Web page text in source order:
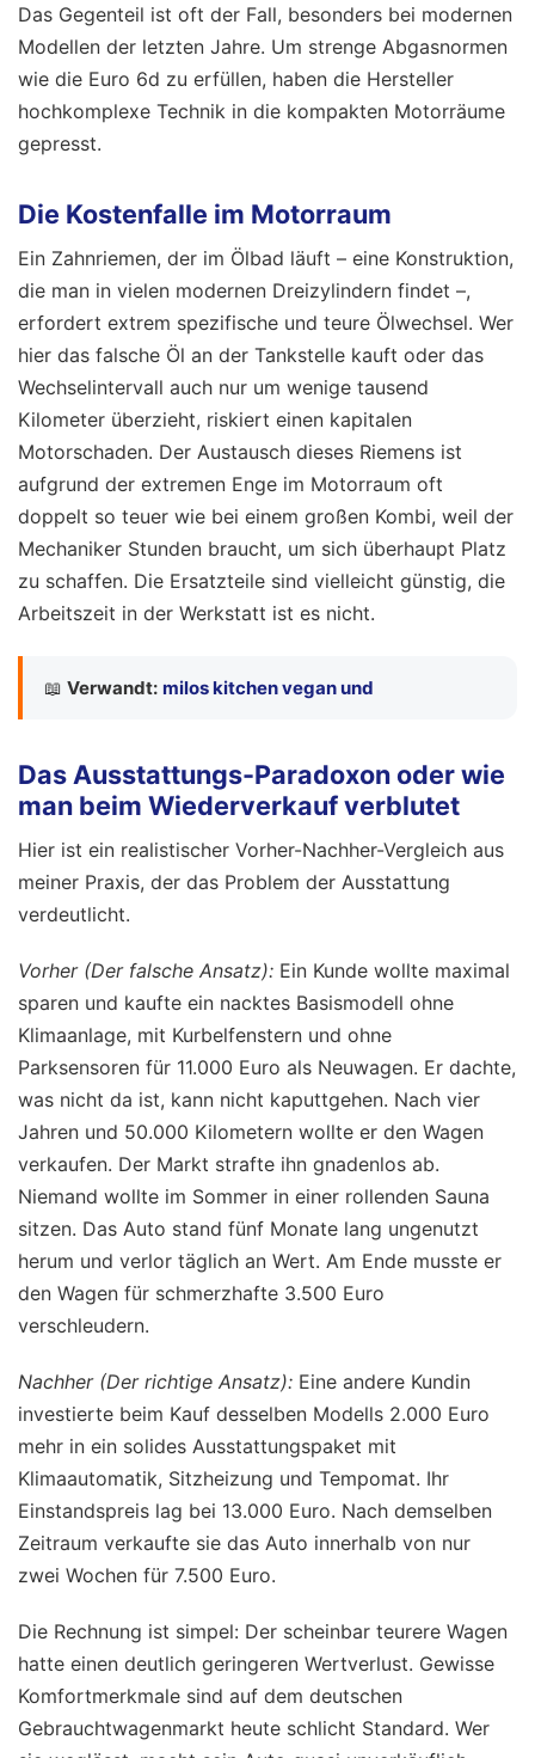
Das Gegenteil ist oft der Fall, besonders bei modernen
Modellen der letzten Jahre. Um strenge Abgasnormen
wie die Euro 6d zu erfüllen, haben die Hersteller
hochkomplexe Technik in die kompakten Motorräume
gepresst.
Die Kostenfalle im Motorraum
Ein Zahnriemen, der im Ölbad läuft – eine Konstruktion,
die man in vielen modernen Dreizylindern findet –,
erfordert extrem spezifische und teure Ölwechsel. Wer
hier das falsche Öl an der Tankstelle kauft oder das
Wechselintervall auch nur um wenige tausend
Kilometer überzieht, riskiert einen kapitalen
Motorschaden. Der Austausch dieses Riemens ist
aufgrund der extremen Enge im Motorraum oft
doppelt so teuer wie bei einem großen Kombi, weil der
Mechaniker Stunden braucht, um sich überhaupt Platz
zu schaffen. Die Ersatzteile sind vielleicht günstig, die
Arbeitszeit in der Werkstatt ist es nicht.
📖 Verwandt: milos kitchen vegan und
Das Ausstattungs-Paradoxon oder wie
man beim Wiederverkauf verblutet
Hier ist ein realistischer Vorher-Nachher-Vergleich aus
meiner Praxis, der das Problem der Ausstattung
verdeutlicht.
Vorher (Der falsche Ansatz): Ein Kunde wollte maximal
sparen und kaufte ein nacktes Basismodell ohne
Klimaanlage, mit Kurbelfenstern und ohne
Parksensoren für 11.000 Euro als Neuwagen. Er dachte,
was nicht da ist, kann nicht kaputtgehen. Nach vier
Jahren und 50.000 Kilometern wollte er den Wagen
verkaufen. Der Markt strafte ihn gnadenlos ab.
Niemand wollte im Sommer in einer rollenden Sauna
sitzen. Das Auto stand fünf Monate lang ungenutzt
herum und verlor täglich an Wert. Am Ende musste er
den Wagen für schmerzhafte 3.500 Euro
verschleudern.
Nachher (Der richtige Ansatz): Eine andere Kundin
investierte beim Kauf desselben Modells 2.000 Euro
mehr in ein solides Ausstattungspaket mit
Klimaautomatik, Sitzheizung und Tempomat. Ihr
Einstandspreis lag bei 13.000 Euro. Nach demselben
Zeitraum verkaufte sie das Auto innerhalb von nur
zwei Wochen für 7.500 Euro.
Die Rechnung ist simpel: Der scheinbar teurere Wagen
hatte einen deutlich geringeren Wertverlust. Gewisse
Komfortmerkmale sind auf dem deutschen
Gebrauchtwagenmarkt heute schlicht Standard. Wer